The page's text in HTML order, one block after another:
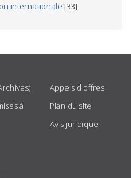
internationale [33]
à
Appels d'offres
Plan du site
Avis juridique